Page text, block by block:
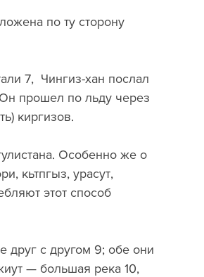
по ту сторону
7,  Чингиз-хан послал
прошел по льду через
киргизов.
Особенно же о
кьтпгыз, урасут,
этот способ
друг с другом 9; обе они
— большая река 10,